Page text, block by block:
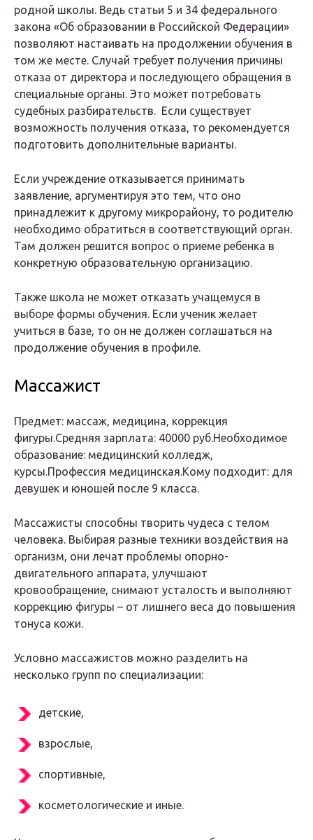
родной школы. Ведь статьи 5 и 34 федерального
закона «Об образовании в Российской Федерации»
позволяют настаивать на продолжении обучения в
том же месте. Случай требует получения причины
отказа от директора и последующего обращения в
специальные органы. Это может потребовать
судебных разбирательств. Если существует
возможность получения отказа, то рекомендуется
подготовить дополнительные варианты.
Если учреждение отказывается принимать
заявление, аргументируя это тем, что оно
принадлежит к другому микрорайону, то родителю
необходимо обратиться в соответствующий орган.
Там должен решится вопрос о приеме ребенка в
конкретную образовательную организацию.
Также школа не может отказать учащемуся в
выборе формы обучения. Если ученик желает
учиться в базе, то он не должен соглашаться на
продолжение обучения в профиле.
Массажист
Предмет: массаж, медицина, коррекция
фигуры.Средняя зарплата: 40000 руб.Необходимое
образование: медицинский колледж,
курсы.Профессия медицинская.Кому подходит: для
девушек и юношей после 9 класса.
Массажисты способны творить чудеса с телом
человека. Выбирая разные техники воздействия на
организм, они лечат проблемы опорно-
двигательного аппарата, улучшают
кровообращение, снимают усталость и выполняют
коррекцию фигуры – от лишнего веса до повышения
тонуса кожи.
Условно массажистов можно разделить на
несколько групп по специализации:
детские,
взрослые,
спортивные,
косметологические и иные.